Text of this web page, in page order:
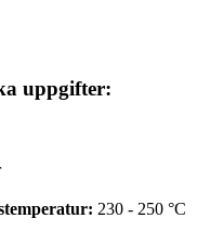
uppgifter:
230 - 250 °C